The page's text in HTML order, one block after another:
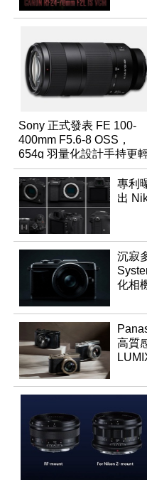
Sony 正式發表 FE 100-
400mm F5.6-8 OSS，
654g 羽量化設計手持更
鬆
專利
出
沉寂
化相
高質